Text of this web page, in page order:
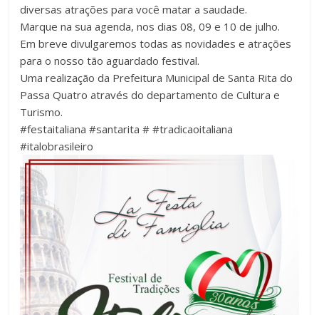
diversas atrações para você matar a saudade.
Marque na sua agenda, nos dias 08, 09 e 10 de julho.
Em breve divulgaremos todas as novidades e atrações
para o nosso tão aguardado festival.
Uma realização da Prefeitura Municipal de Santa Rita do
Passa Quatro através do departamento de Cultura e
Turismo.
#festaitaliana #santarita # #tradicaoitaliana
#italobrasileiro